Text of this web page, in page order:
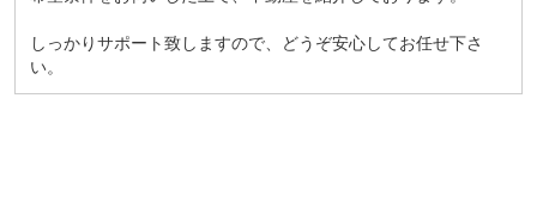
しっかりサポート致しますので、どうぞ安心してお任せ下さ
い。